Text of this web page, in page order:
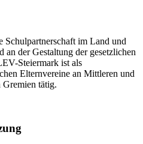
Schulpartnerschaft im Land und
an der Gestaltung der gesetzlichen
Steiermark ist als
Elternvereine an Mittleren und
Gremien tätig.